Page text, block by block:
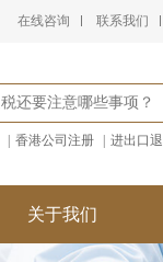
在线咨询 联系我们
香港公司注册 进出口
关于我们